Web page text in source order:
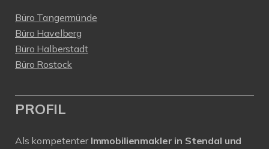
Büro Tangermünde
Büro Havelberg
Büro Halberstadt
Büro Rostock
PROFIL
Als kompetenter Immobilienmakler in Stendal und